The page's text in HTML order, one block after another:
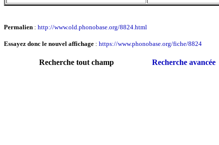
Permalien : http://www.old.phonobase.org/8824.html
Essayez donc le nouvel affichage : https://www.phonobase.org/fiche/8824
Recherche tout champ Recherche avancée